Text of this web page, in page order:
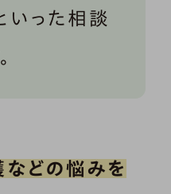
いった相談
などの悩みを